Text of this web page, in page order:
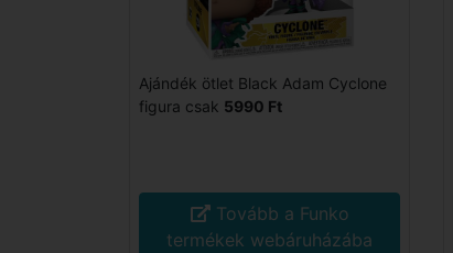
Ajándék ötlet Black Adam Cyclone
figura csak 5990 Ft
Tovább a Funko
termékek webáruházába